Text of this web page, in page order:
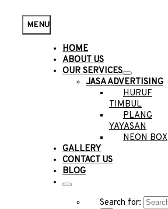
MENU
HOME
ABOUT US
OUR SERVICES
JASA ADVERTISING
HURUF
TIMBUL
PLANG
YAYASAN
NEON BOX
GALLERY
CONTACT US
BLOG
Search for: